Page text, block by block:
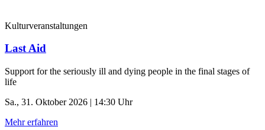
Kulturveranstaltungen
Last Aid
Support for the seriously ill and dying people in the final stages of
life
Sa., 31. Oktober 2026 | 14:30 Uhr
Mehr erfahren